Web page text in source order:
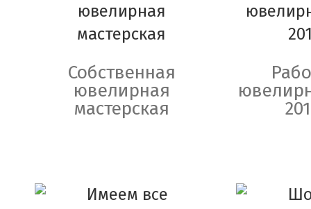
Собственная
ювелирная
мастерская